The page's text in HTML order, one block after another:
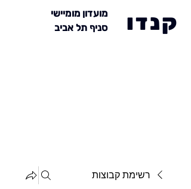
מועדון מומיישי
סניף תל אביב
קנדו
רשימת קבוצות